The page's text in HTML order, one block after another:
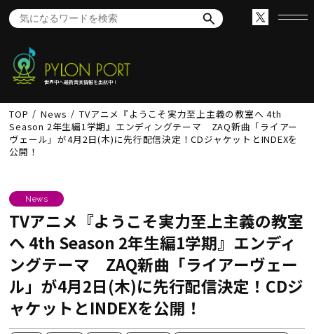
世界中へ最新音楽情報を出航中！
TOP News
TVアニメ『ようこそ実力至上主義の教室へ 4th
Season 2年生編1学期』エンディングテーマ ZAQ新曲「ライアー
ヴェール」が4月2日(木)に先行配信決定！CDジャケットとINDEXを
公開！
News
TVアニメ『ようこそ実力至上主義の教室
へ 4th Season 2年生編1学期』エンディ
ングテーマ ZAQ新曲「ライアーヴェー
ル」が4月2日(木)に先行配信決定！CDジ
ャケットとINDEXを公開！